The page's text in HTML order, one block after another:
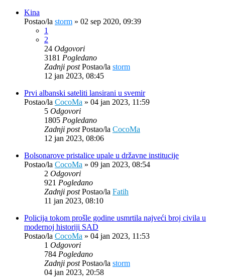
Kina
Postao/la storm » 02 sep 2020, 09:39
1
2
24 Odgovori
3181 Pogledano
Zadnji postPostao/la storm
12 jan 2023, 08:45
Prvi albanski sateliti lansirani u svemir
Postao/la CocoMa » 04 jan 2023, 11:59
5 Odgovori
1805 Pogledano
Zadnji postPostao/la CocoMa
12 jan 2023, 08:06
Bolsonarove pristalice upale u državne institucije
Postao/la CocoMa » 09 jan 2023, 08:54
2 Odgovori
921 Pogledano
Zadnji postPostao/la Fatih
11 jan 2023, 08:10
Policija tokom prošle godine usmrtila najveći broj civila u
modernoj historiji SAD
Postao/la CocoMa » 04 jan 2023, 11:53
1 Odgovori
784 Pogledano
Zadnji postPostao/la storm
04 jan 2023, 20:58